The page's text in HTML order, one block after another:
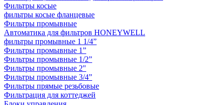
Фильтры косые
фильтры косые фланцевые
Фильтры промывные
Автоматика для фильтров HONEYWELL
фильтры промывные 1 1/4”
Фильтры промывные 1”
Фильтры промывные 1/2”
Фильтры промывные 2"
Фильтры промывные 3/4”
Фильтры прямые резьбовые
Фильтрация для коттеджей